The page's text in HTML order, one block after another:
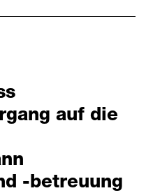
auf die
-betreuung